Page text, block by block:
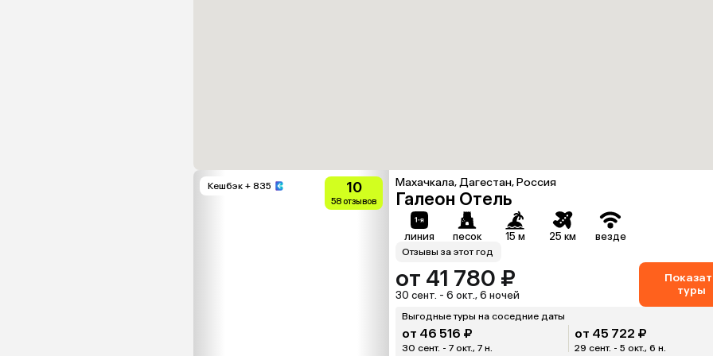
Кешбэк + 835 10
58 отзывов
Махачкала, Дагестан, Россия
Галеон Отель
линия песок 15 м 25 км везде
Отзывы за этот год
от 41 780 ₽
30 сент. - 6 окт., 6 ночей
туры
Выгодные туры на соседние даты
от 46 516 ₽
30 сент. - 7 окт., 7 н.
от 45 722 ₽
29 сент. - 5 окт., 6 н.